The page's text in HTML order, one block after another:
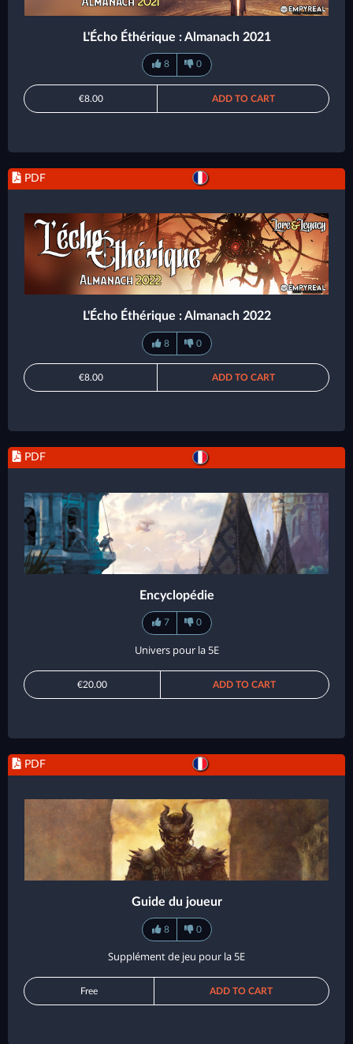
L'Écho Éthérique : Almanach 2021
8 0
€8.00 ADD TO CART
PDF
L'Écho Éthérique : Almanach 2022
8 0
€8.00 ADD TO CART
PDF
Encyclopédie
7 0
Univers pour la 5E
€20.00 ADD TO CART
PDF
Guide du joueur
8 0
Supplément de jeu pour la 5E
Free ADD TO CART